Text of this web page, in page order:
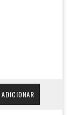
ADICIONAR